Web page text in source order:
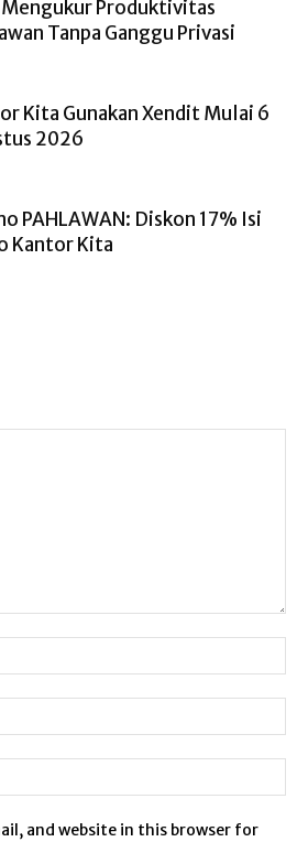
Mengukur Produktivitas
Tanpa Ganggu Privasi
Kita Gunakan Xendit Mulai 6
2026
PAHLAWAN: Diskon 17% Isi
Kantor Kita
and website in this browser for